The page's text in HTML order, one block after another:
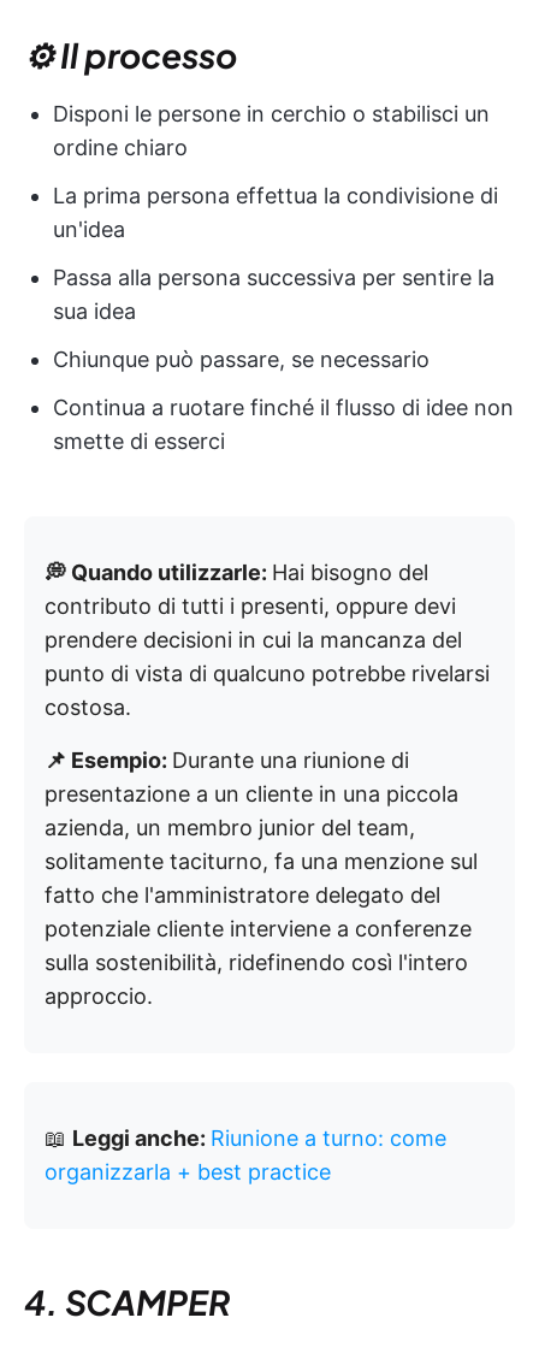
⚙️ Il processo
Disponi le persone in cerchio o stabilisci un
ordine chiaro
La prima persona effettua la condivisione di
un'idea
Passa alla persona successiva per sentire la
sua idea
Chiunque può passare, se necessario
Continua a ruotare finché il flusso di idee non
smette di esserci
💭 Quando utilizzarle: Hai bisogno del
contributo di tutti i presenti, oppure devi
prendere decisioni in cui la mancanza del
punto di vista di qualcuno potrebbe rivelarsi
costosa.
📌 Esempio: Durante una riunione di
presentazione a un cliente in una piccola
azienda, un membro junior del team,
solitamente taciturno, fa una menzione sul
fatto che l'amministratore delegato del
potenziale cliente interviene a conferenze
sulla sostenibilità, ridefinendo così l'intero
approccio.
📖 Leggi anche: Riunione a turno: come
organizzarla + best practice
4. SCAMPER